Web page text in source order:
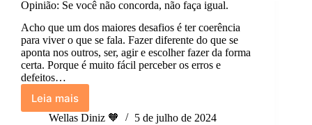
Opinião: Se você não concorda, não faça igual.
Acho que um dos maiores desafios é ter coerência
para viver o que se fala. Fazer diferente do que se
aponta nos outros, ser, agir e escolher fazer da forma
certa. Porque é muito fácil perceber os erros e
defeitos…
Leia mais
Opinião:
Se
Wellas Diniz 🧡 5 de julho de 2024